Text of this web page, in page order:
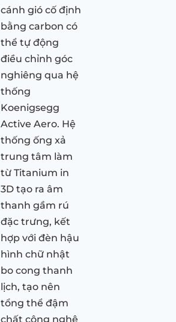
cánh gió cố định
bằng carbon có
thể tự động
điều chỉnh góc
nghiêng qua hệ
thống
Koenigsegg
Active Aero. Hệ
thống ống xả
trung tâm làm
từ Titanium in
3D tạo ra âm
thanh gầm rú
đặc trưng, kết
hợp với đèn hậu
hình chữ nhật
bo cong thanh
lịch, tạo nên
tổng thể đậm
chất công nghệ